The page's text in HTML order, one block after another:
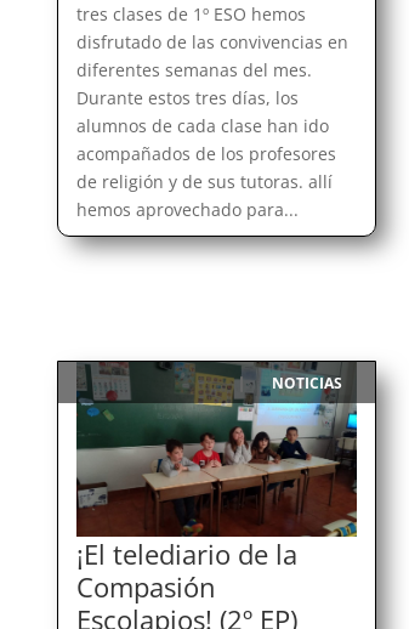
tres clases de 1º ESO hemos
disfrutado de las convivencias en
diferentes semanas del mes.
Durante estos tres días, los
alumnos de cada clase han ido
acompañados de los profesores
de religión y de sus tutoras. allí
hemos aprovechado para...
¡El telediario de la
Compasión
Escolapios! (2º EP)
| NOTICIAS